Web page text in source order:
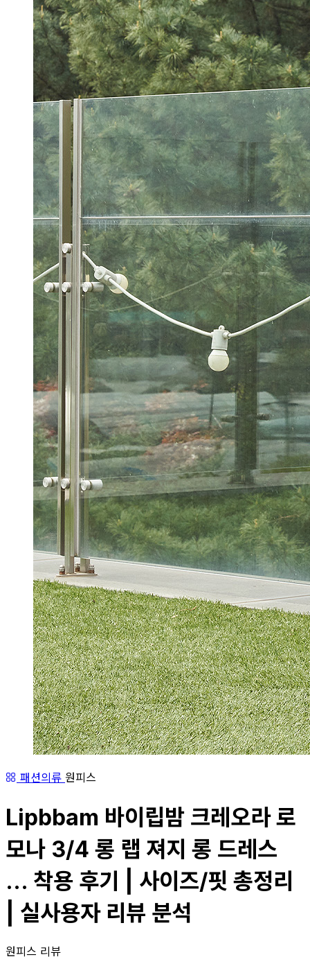
패션의류 원피스
Lipbbam 바이립밤 크레오라 로
모나 3/4 롱 랩 져지 롱 드레스
... 착용 후기 | 사이즈/핏 총정리
| 실사용자 리뷰 분석
원피스 리뷰